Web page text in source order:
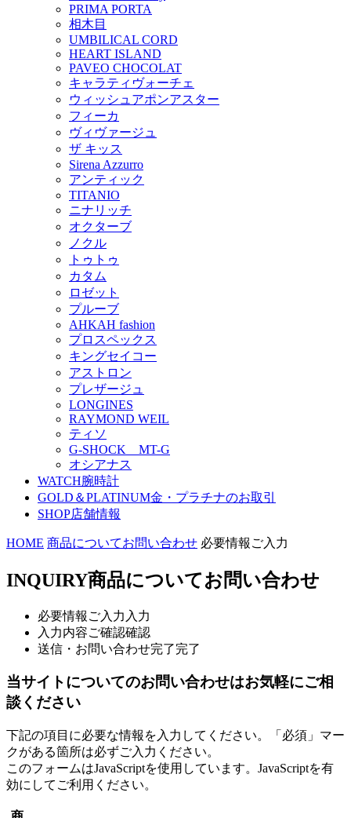
PRIMA PORTA
相木目
UMBILICAL CORD
HEART ISLAND
PAVEO CHOCOLAT
キャラティヴォーチェ
ウィッシュアポンアスター
フィーカ
ヴィヴァージュ
ザ キッス
Sirena Azzurro
アンティック
TITANIO
ニナリッチ
オクターブ
ノクル
トゥトゥ
カタム
ロゼット
プルーブ
AHKAH fashion
プロスペックス
キングセイコー
アストロン
プレザージュ
LONGINES
RAYMOND WEIL
ティソ
G-SHOCK MT-G
オシアナス
WATCH腕時計
GOLD＆PLATINUM金・プラチナのお取引
SHOP店舗情報
HOME 商品についてお問い合わせ 必要情報ご入力
INQUIRY商品についてお問い合わせ
必要情報ご入力 入力
入力内容ご確認確認
送信・お問い合わせ完了完了
当サイトについてのお問い合わせはお気軽にご相
談ください
下記の項目に必要な情報を入力してください。「必須」マー
クがある箇所は必ずご入力ください。
このフォームはJavaScriptを使用しています。JavaScriptを有
効にしてご利用ください。